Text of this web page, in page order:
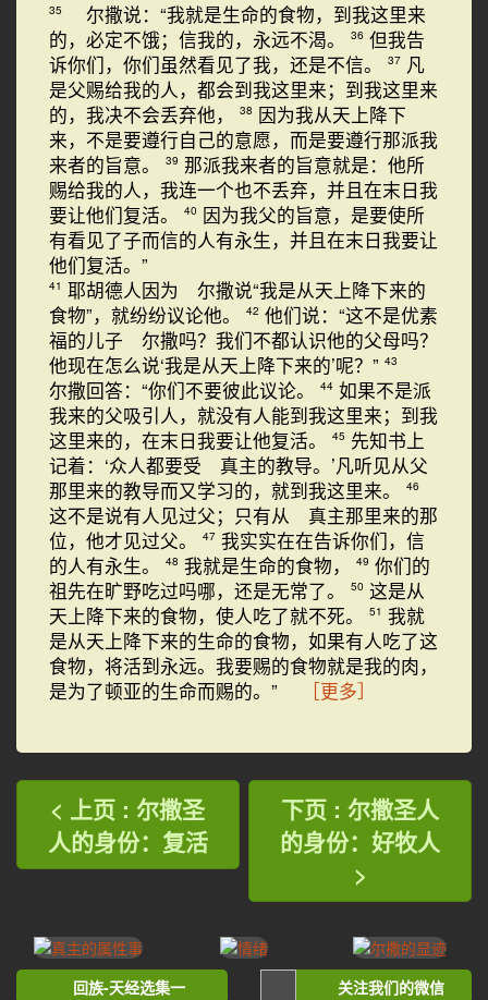
35
尔撒说：“我就是生命的食物，到我这里来
的，必定不饿；信我的，永远不渴。
36 但我告
诉你们，你们虽然看见了我，还是不信。
37 凡
是父赐给我的人，都会到我这里来；到我这里来
的，我决不会丢弃他，
38 因为我从天上降下
来，不是要遵行自己的意愿，而是要遵行那派我
来者的旨意。
39 那派我来者的旨意就是：他所
赐给我的人，我连一个也不丢弃，并且在末日我
要让他们复活。
40 因为我父的旨意，是要使所
有看见了子而信的人有永生，并且在末日我要让
他们复活。”
41 耶胡德人因为 尔撒说“我是从天上降下来的
食物”，就纷纷议论他。
42 他们说：“这不是优素
福的儿子 尔撒吗？我们不都认识他的父母吗？
他现在怎么说‘我是从天上降下来的’呢？” 43
尔撒回答：“你们不要彼此议论。 44 如果不是派
我来的父吸引人，就没有人能到我这里来；到我
这里来的，在末日我要让他复活。
45 先知书上
记着：‘众人都要受 真主的教导。’凡听见从父
那里来的教导而又学习的，就到我这里来。
46
这不是说有人见过父；只有从 真主那里来的那
位，他才见过父。
47 我实实在在告诉你们，信
的人有永生。
48 我就是生命的食物， 49 你们的
祖先在旷野吃过吗哪，还是无常了。
50 这是从
天上降下来的食物，使人吃了就不死。
51 我就
是从天上降下来的生命的食物，如果有人吃了这
食物，将活到永远。我要赐的食物就是我的肉，
是为了顿亚的生命而赐的。”
［更多］
< 上页 : 尔撒圣
人的身份：复活
下页 : 尔撒圣人
的身份：好牧人
>
回族-天经选集一 关注我们的微信